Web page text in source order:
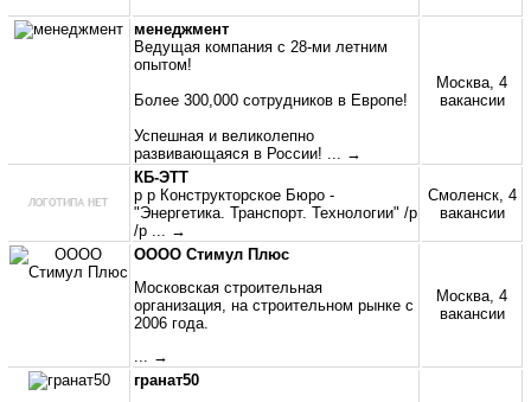
менеджмент
Ведущая компания с 28-ми летним
опытом!
Более 300,000 сотрудников в Европе!
Успешная и великолепно
развивающаяся в России!
... →
Москва, 4
вакансии
КБ-ЭТТ
p p Конструкторское Бюро -
"Энергетика. Транспорт. Технологии" /p
/p
... →
Смоленск, 4
вакансии
ОООО Стимул Плюс
Московская строительная
организация, на строительном рынке с
2006 года.
... →
Москва, 4
вакансии
гранат50